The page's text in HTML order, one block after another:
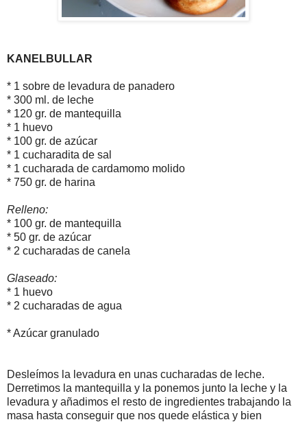
KANELBULLAR
* 1 sobre de levadura de panadero
* 300 ml. de leche
* 120 gr. de mantequilla
* 1 huevo
* 100 gr. de azúcar
* 1 cucharadita de sal
* 1 cucharada de cardamomo molido
* 750 gr. de harina
Relleno:
* 100 gr. de mantequilla
* 50 gr. de azúcar
* 2 cucharadas de canela
Glaseado:
* 1 huevo
* 2 cucharadas de agua
* Azúcar granulado
Desleímos la levadura en unas cucharadas de leche.
Derretimos la mantequilla y la ponemos junto la leche y la
levadura y añadimos el resto de ingredientes trabajando la
masa hasta conseguir que nos quede elástica y bien